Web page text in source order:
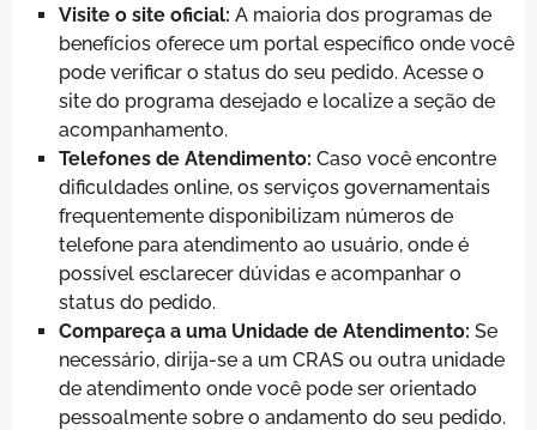
Visite o site oficial: A maioria dos programas de
benefícios oferece um portal específico onde você
pode verificar o status do seu pedido. Acesse o
site do programa desejado e localize a seção de
acompanhamento.
Telefones de Atendimento: Caso você encontre
dificuldades online, os serviços governamentais
frequentemente disponibilizam números de
telefone para atendimento ao usuário, onde é
possível esclarecer dúvidas e acompanhar o
status do pedido.
Compareça a uma Unidade de Atendimento: Se
necessário, dirija-se a um CRAS ou outra unidade
de atendimento onde você pode ser orientado
pessoalmente sobre o andamento do seu pedido.